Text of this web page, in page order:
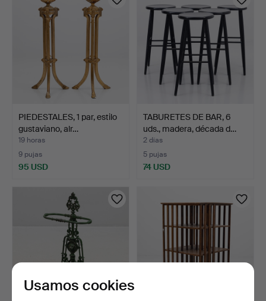
PIEDESTALES, 1 par, estilo
gustaviano, alr…
19 horas
9 pujas
95 USD
TABURETES DE BAR, 6
uds., madera, década d…
2 días
5 pujas
74 USD
Usamos cookies